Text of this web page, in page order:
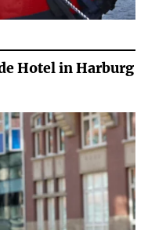
Hotel in Harburg